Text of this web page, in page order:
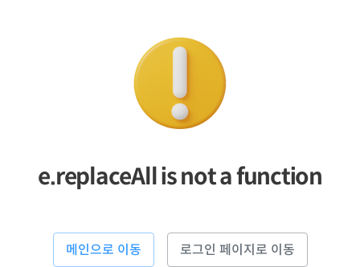
e.replaceAll is not a function
메인으로 이동 로그인 페이지로 이동